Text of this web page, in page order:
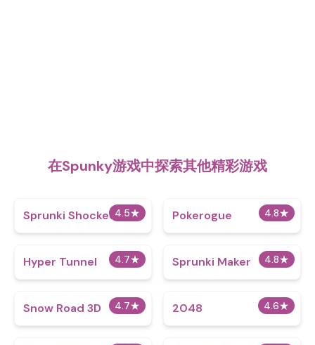
在Spunky游戏中探索其他精彩游戏
4.5★
Sprunki Shocked 4.8★
Pokerogue
4.7★
Hyper Tunnel 4.8★
Sprunki Maker
4.7★
Snow Road 3D 4.6★
2048